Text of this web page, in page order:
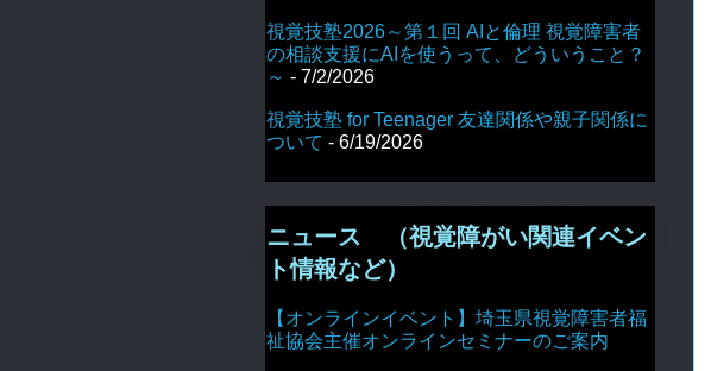
視覚技塾2026～第１回 AIと倫理 視覚障害者
の相談支援にAIを使うって、どういうこと？
～ - 7/2/2026
視覚技塾 for Teenager 友達関係や親子関係に
ついて - 6/19/2026
ニュース （視覚障がい関連イベン
ト情報など）
【オンラインイベント】埼玉県視覚障害者福
祉協会主催オンラインセミナーのご案内